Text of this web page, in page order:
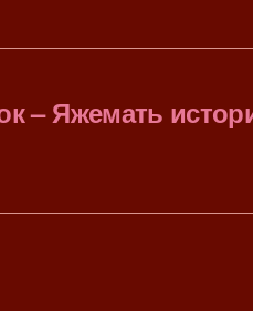
– Яжемать